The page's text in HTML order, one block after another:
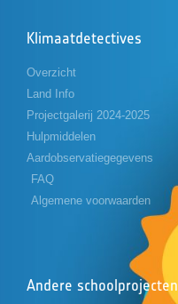
Klimaatdetectives
Overzicht
Land Info
Projectgalerij 2024-2025
Hulpmiddelen
Aardobservatiegegevens
FAQ
Algemene voorwaarden
Andere schoolprojecten